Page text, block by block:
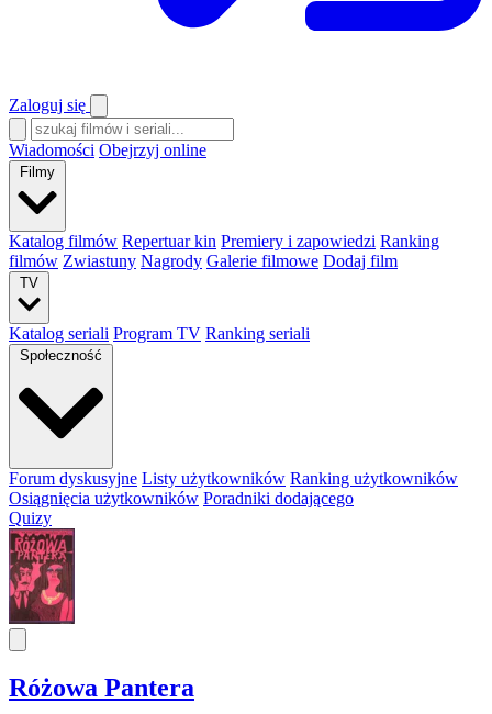
Zaloguj się
Wiadomości Obejrzyj online
Filmy
Katalog filmów Repertuar kin Premiery i zapowiedzi Ranking
filmów Zwiastuny Nagrody Galerie filmowe Dodaj film
TV
Katalog seriali Program TV Ranking seriali
Społeczność
Forum dyskusyjne Listy użytkowników Ranking użytkowników
Osiągnięcia użytkowników Poradniki dodającego
Quizy
Różowa Pantera